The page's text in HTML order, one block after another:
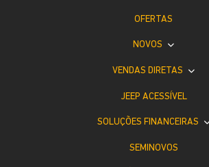
OFERTAS
NOVOS
VENDAS DIRETAS
JEEP ACESSÍVEL
SOLUÇÕES FINANCEIRAS
SEMINOVOS